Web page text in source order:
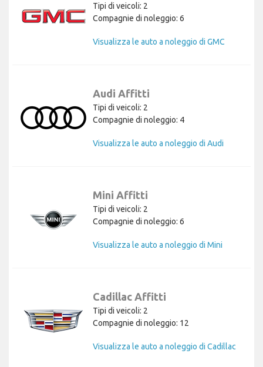
Tipi di veicoli: 2
Compagnie di noleggio: 6
Visualizza le auto a noleggio di GMC
Audi Affitti
Tipi di veicoli: 2
Compagnie di noleggio: 4
Visualizza le auto a noleggio di Audi
Mini Affitti
Tipi di veicoli: 2
Compagnie di noleggio: 6
Visualizza le auto a noleggio di Mini
Cadillac Affitti
Tipi di veicoli: 2
Compagnie di noleggio: 12
Visualizza le auto a noleggio di Cadillac